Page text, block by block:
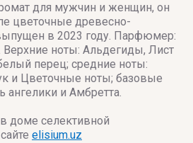
для мужчин и женщин, он
цветочные древесно-
в 2023 году. Парфюмер:
Верхние ноты: Альдегиды, Лист
перец; средние ноты:
и Цветочные ноты; базовые
ангелики и Амбретта.
доме селективной
elisium.uz